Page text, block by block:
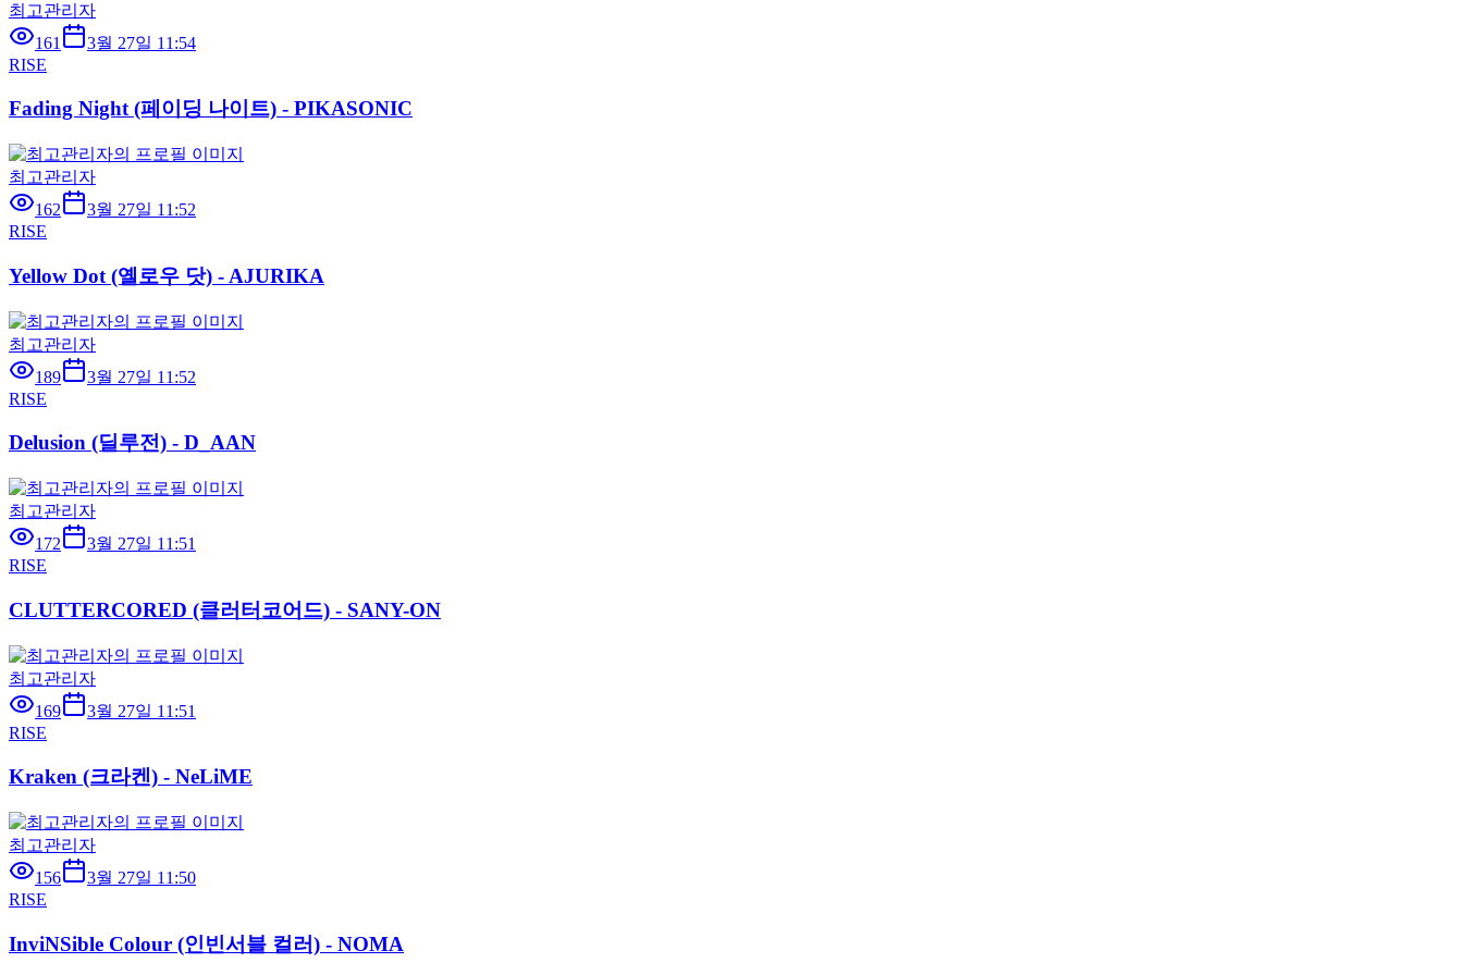
최고관리자
161
3월 27일 11:54
RISE
Fading Night (페이딩 나이트) - PIKASONIC
최고관리자
162
3월 27일 11:52
RISE
Yellow Dot (옐로우 닷) - AJURIKA
최고관리자
189
3월 27일 11:52
RISE
Delusion (딜루전) - D_AAN
최고관리자
172
3월 27일 11:51
RISE
CLUTTERCORED (클러터코어드) - SANY-ON
최고관리자
169
3월 27일 11:51
RISE
Kraken (크라켄) - NeLiME
최고관리자
156
3월 27일 11:50
RISE
InviNSible Colour (인빈서블 컬러) - NOMA